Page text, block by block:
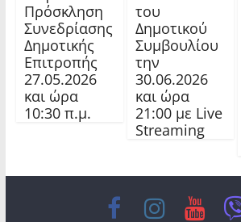
Πρόσκληση
Συνεδρίασης
Δημοτικής
Επιτροπής
27.05.2026
και ώρα
10:30 π.μ.
του
Δημοτικού
Συμβουλίου
την
30.06.2026
και ώρα
21:00 με Live
Streaming